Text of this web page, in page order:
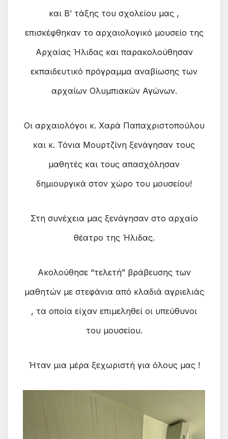
και Β’ τάξης του σχολείου μας ,
επισκέφθηκαν το αρχαιολογικό μουσείο της
Αρχαίας Ήλιδας και παρακολούθησαν
εκπαιδευτικό πρόγραμμα αναβίωσης των
αρχαίων Ολυμπιακών Αγώνων.
Οι αρχαιολόγοι κ. Χαρά Παπαχριστοπούλου
και κ. Τόνια Μουρτζίνη ξενάγησαν τους
μαθητές και τους απασχόλησαν
δημιουργικά στον χώρο του μουσείου!
Στη συνέχεια μας ξενάγησαν στο αρχαίο
θέατρο της Ήλιδας.
Ακολούθησε “τελετή” βράβευσης των
μαθητών με στεφάνια από κλαδιά αγριελιάς
, τα οποία είχαν επιμεληθεί οι υπεύθυνοι
του μουσείου.
Ήταν μια μέρα ξεχωριστή για όλους μας !